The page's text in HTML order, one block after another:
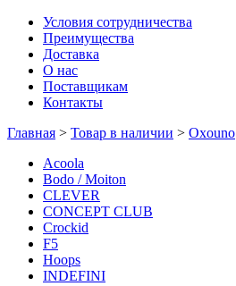
Условия сотрудничества
Преимущества
Доставка
О нас
Поставщикам
Контакты
Главная > Товар в наличии > Oxouno
Acoola
Bodo / Moiton
CLEVER
CONCEPT CLUB
Crockid
F5
Hoops
INDEFINI